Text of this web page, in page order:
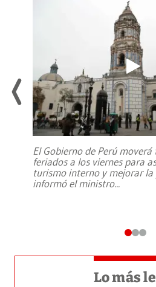
El Gobierno de Perú
feriados a los viernes para
turismo interno y mejorar
informó el ministro...
Lo más